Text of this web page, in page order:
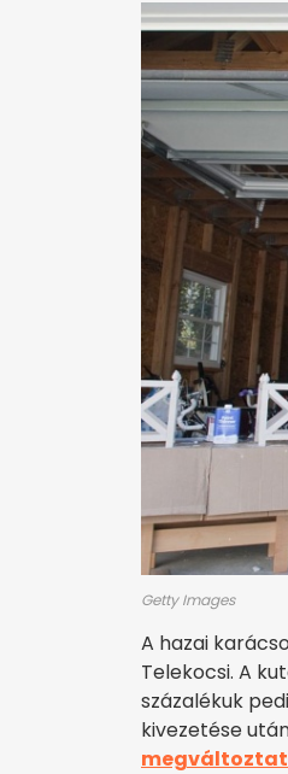
Getty Images
A hazai
Telekocsi. A
százalékuk
kivezetése